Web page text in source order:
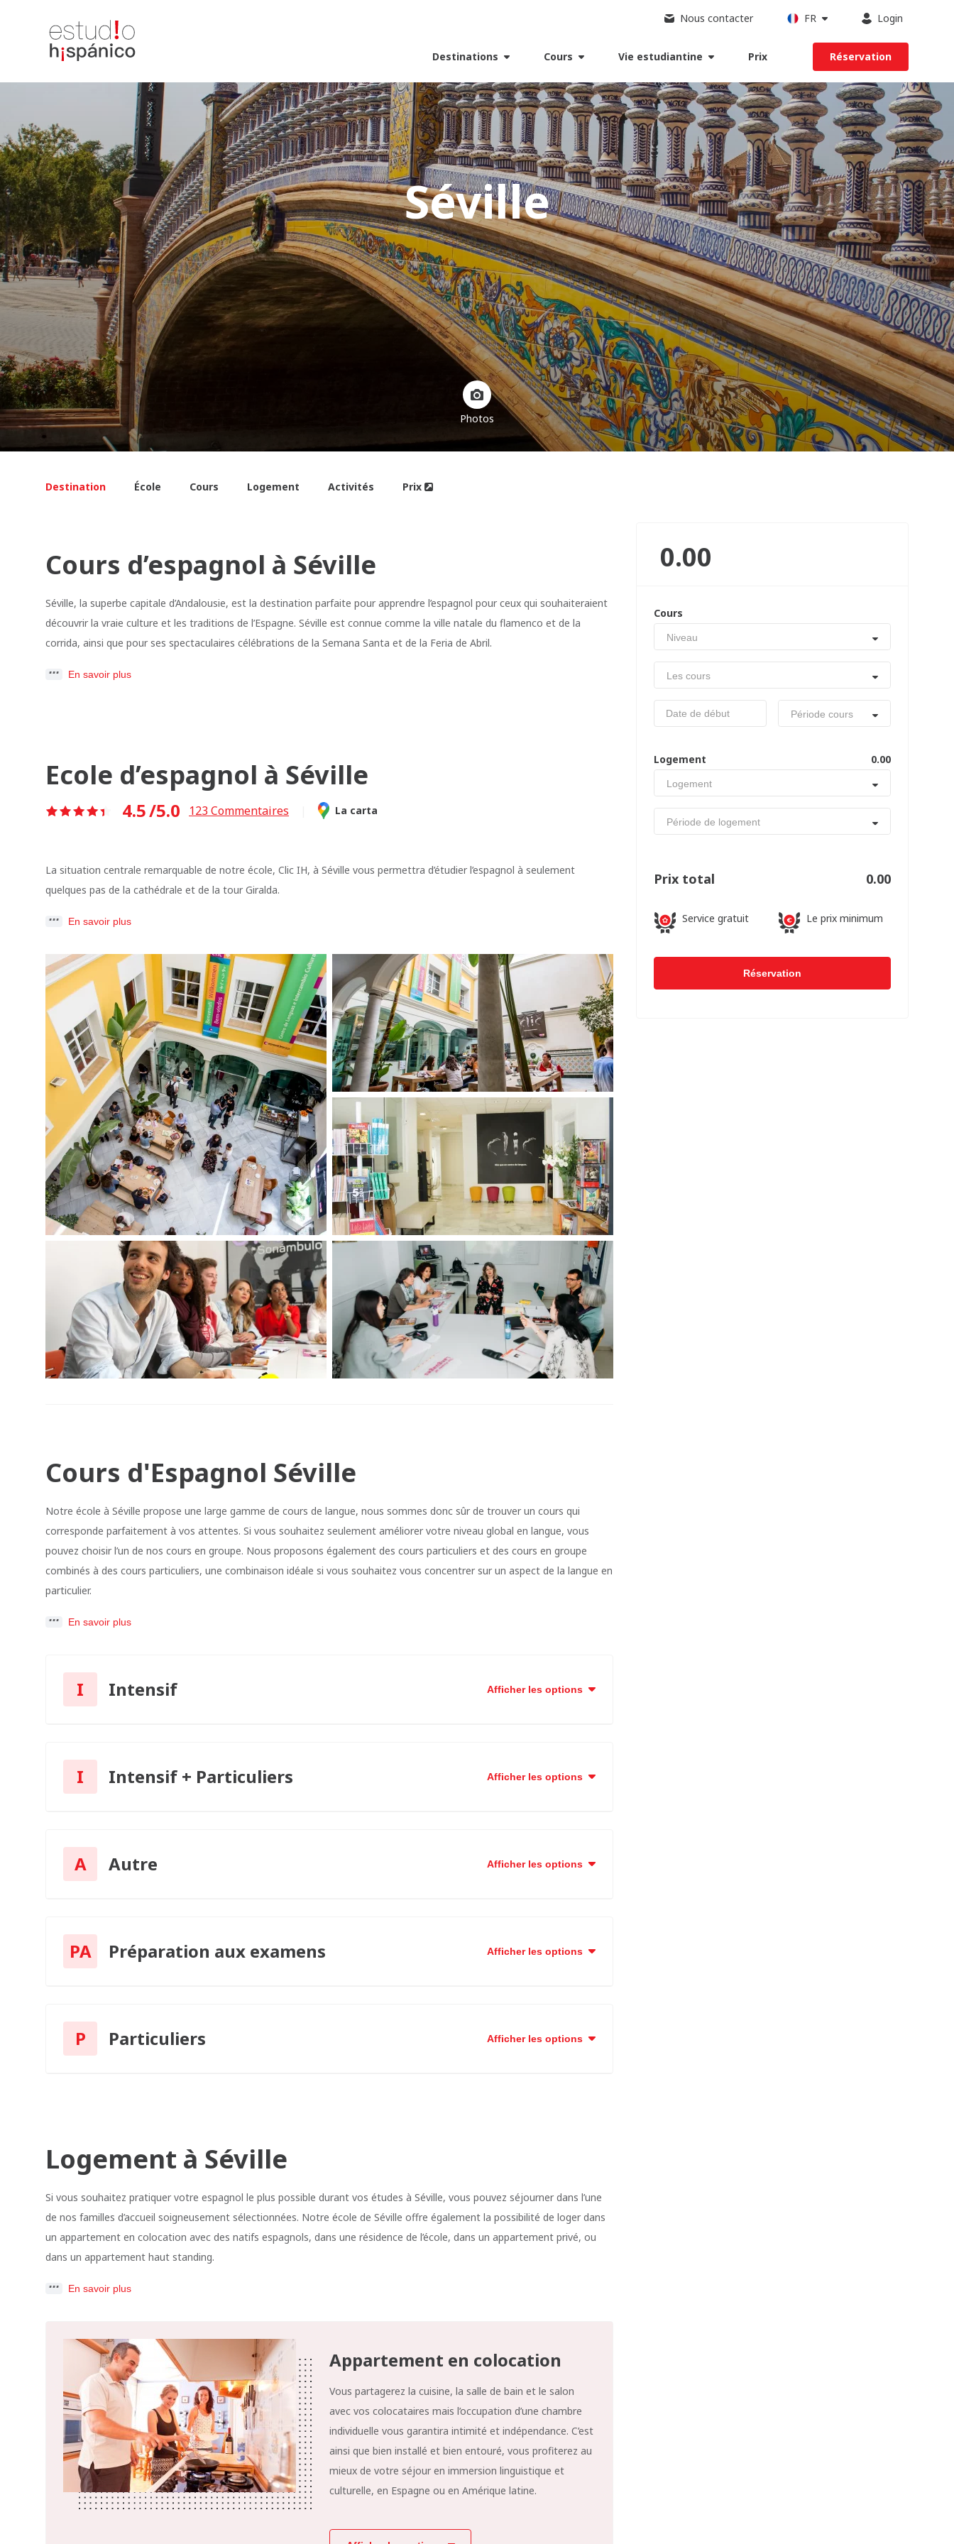
Nous contacter FR Login
Destinations Cours Vie estudiantine Prix Réservation
Séville
Photos
Destination École Cours Logement Activités Prix
Cours d’espagnol à Séville
Séville, la superbe capitale d’Andalousie, est la destination parfaite pour apprendre l’espagnol pour ceux qui souhaiteraient
découvrir la vraie culture et les traditions de l’Espagne. Séville est connue comme la ville natale du flamenco et de la
corrida, ainsi que pour ses spectaculaires célébrations de la Semana Santa et de la Feria de Abril.
En savoir plus
Ecole d’espagnol à Séville
4.5/5.0 123 Commentaires La carta
La situation centrale remarquable de notre école, Clic IH, à Séville vous permettra d’étudier l’espagnol à seulement
quelques pas de la cathédrale et de la tour Giralda.
En savoir plus
Cours d'Espagnol Séville
Notre école à Séville propose une large gamme de cours de langue, nous sommes donc sûr de trouver un cours qui
corresponde parfaitement à vos attentes. Si vous souhaitez seulement améliorer votre niveau global en langue, vous
pouvez choisir l’un de nos cours en groupe. Nous proposons également des cours particuliers et des cours en groupe
combinés à des cours particuliers, une combinaison idéale si vous souhaitez vous concentrer sur un aspect de la langue en
particulier.
En savoir plus
I Intensif Afficher les options
I Intensif + Particuliers Afficher les options
A Autre Afficher les options
PA Préparation aux examens Afficher les options
P Particuliers Afficher les options
Logement à Séville
Si vous souhaitez pratiquer votre espagnol le plus possible durant vos études à Séville, vous pouvez séjourner dans l’une
de nos familles d’accueil soigneusement sélectionnées. Notre école de Séville offre également la possibilité de loger dans
un appartement en colocation avec des natifs espagnols, dans une résidence de l’école, dans un appartement privé, ou
dans un appartement haut standing.
En savoir plus
Appartement en colocation
Vous partagerez la cuisine, la salle de bain et le salon
avec vos colocataires mais l’occupation d’une chambre
individuelle vous garantira intimité et indépendance. C’est
ainsi que bien installé et bien entouré, vous profiterez au
mieux de votre séjour en immersion linguistique et
culturelle, en Espagne ou en Amérique latine.
0.00
Cours
Niveau
Les cours
Période cours
Logement 0.00
Logement
Période de logement
Prix total 0.00
Service gratuit Le prix minimum
Réservation